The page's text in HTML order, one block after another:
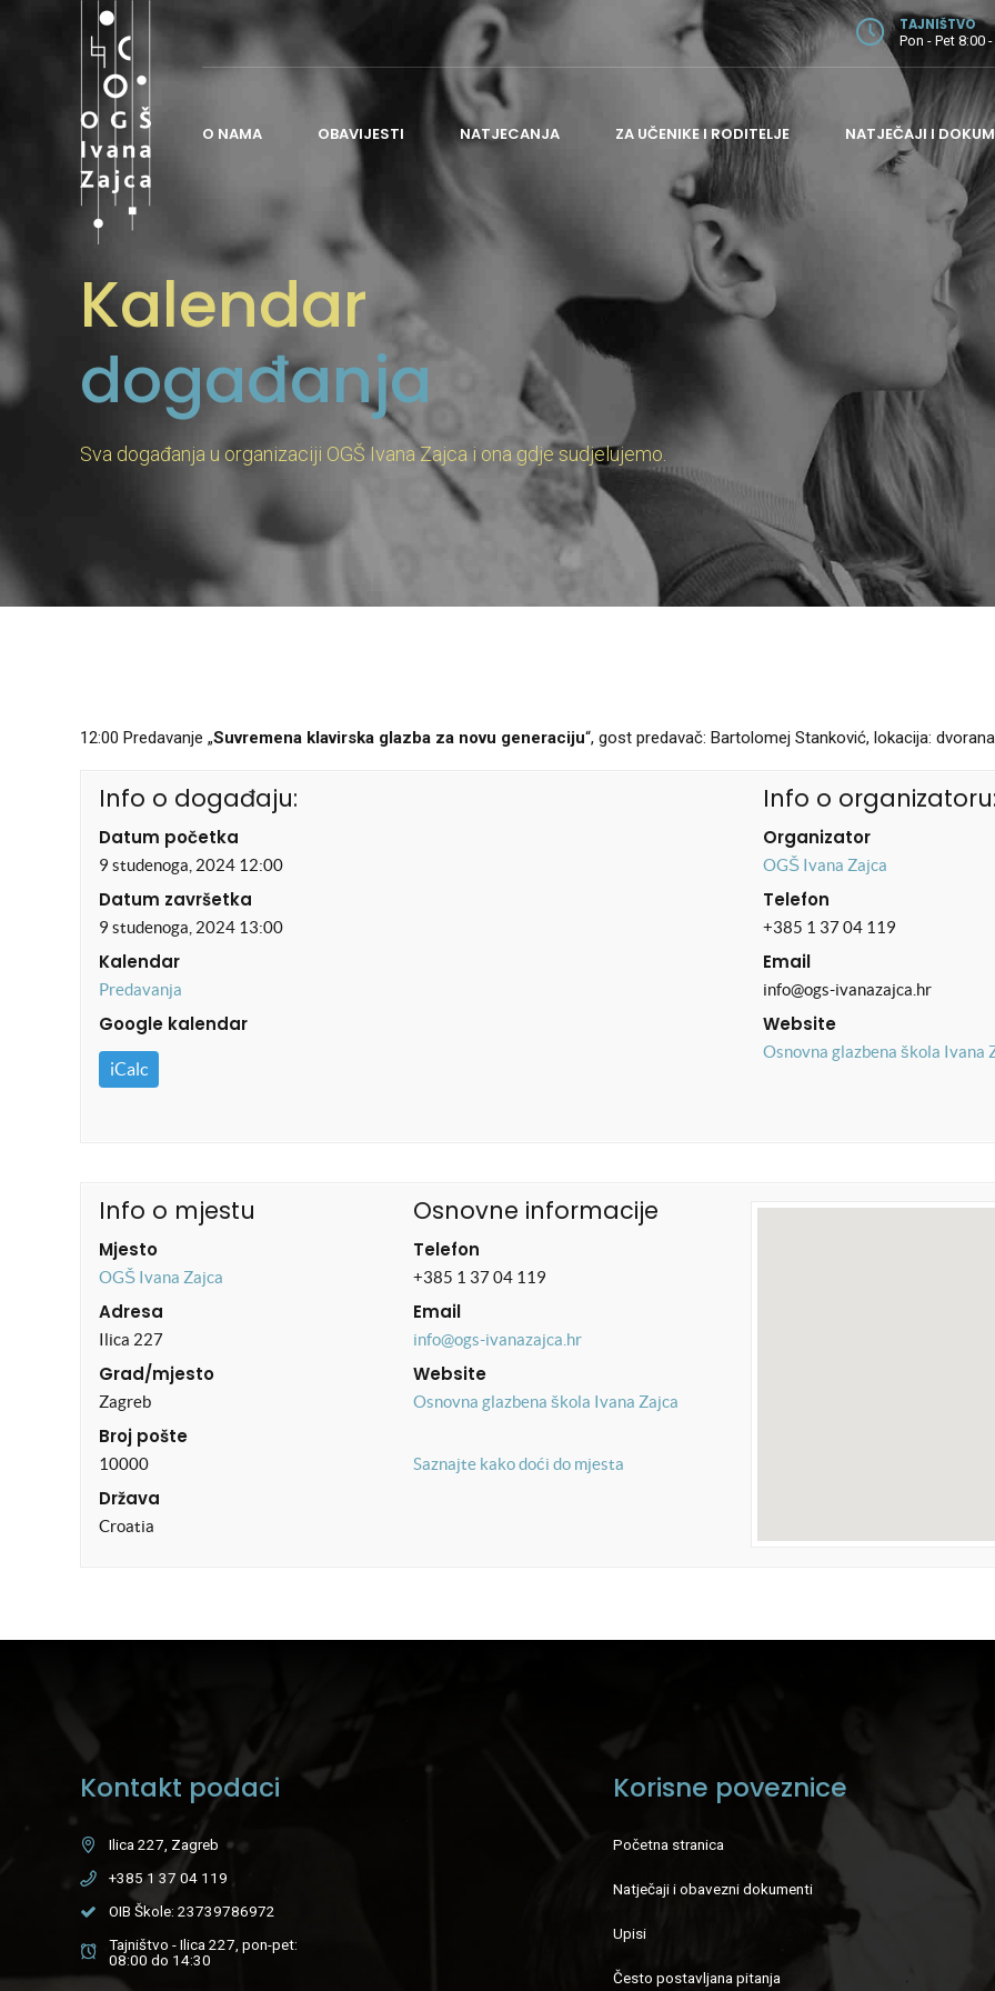
TAJNIŠTVO
Pon - Pet 8:00
O NAMA
NASTAVA
ORGANIZACIJA ŠKOLE
ČESTO POSTAVLJANA PITANJA
ŠKOLSKI ODBOR
ODJEL ZA HARMONIKU I PUHAČE
ODJEL ZA KLAVIR
ADMINISTRATIVNI I POMOĆNI POSLOVI
OBAVIJESTI NATJECANJA ZA UČENIKE I RODITELJE NATJEČAJI I
Kalendar
događanja
Sva događanja u organizaciji OGŠ Ivana Zajca i ona gdje sudjelujemo.
12:00 Predavanje „Suvremena klavirska glazba za novu generaciju“, gost predavač: Bartolomej Stanković, lokacija:
Info o događaju:
Datum početka
9 studenoga, 2024 12:00
Datum završetka
9 studenoga, 2024 13:00
Kalendar
Predavanja
Google kalendar
iCalc
Info o organizatoru:
Organizator
OGŠ Ivana Zajca
Telefon
+385 1 37 04 119
Email
info@ogs-ivanazajca.hr
Website
Osnovna glazbena škola Ivana
Info o mjestu
Mjesto
OGŠ Ivana Zajca
Adresa
Ilica 227
Grad/mjesto
Zagreb
Broj pošte
10000
Država
Croatia
Osnovne informacije
Telefon
+385 1 37 04 119
Email
info@ogs-ivanazajca.hr
Website
Osnovna glazbena škola Ivana Zajca
Saznajte kako doći do mjesta
Kontakt podaci
Ilica 227, Zagreb
+385 1 37 04 119
OIB Škole: 23739786972
Tajništvo - Ilica 227, pon-pet:
08:00 do 14:30
Korisne poveznice
Početna stranica
Natječaji i obavezni dokumenti
Upisi
Često postavljana pitanja